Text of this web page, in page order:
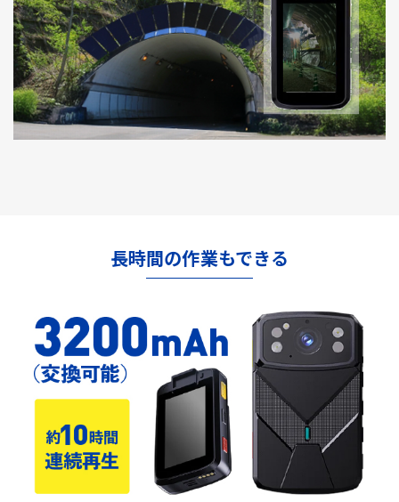
長時間の作業もできる